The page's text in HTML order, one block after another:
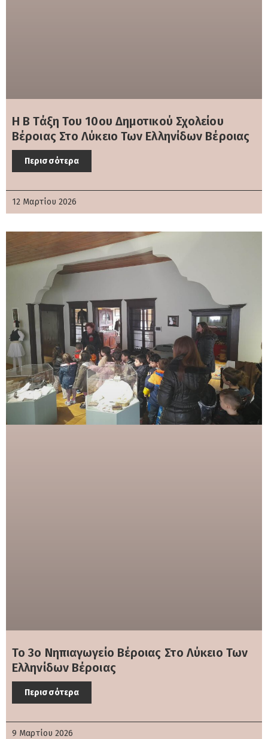
Η Β Τάξη Του 10ου Δημοτικού Σχολείου
Βέροιας Στο Λύκειο Των Ελληνίδων Βέροιας
Περισσότερα
12 Μαρτίου 2026
Το 3o Νηπιαγωγείο Βέροιας Στο Λύκειο Των
Ελληνίδων Βέροιας
Περισσότερα
9 Μαρτίου 2026